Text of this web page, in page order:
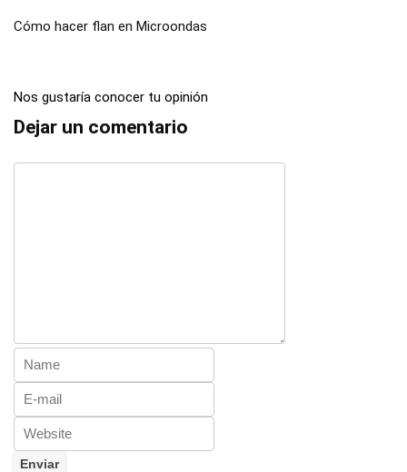
Cómo hacer flan en Microondas
Nos gustaría conocer tu opinión
Dejar un comentario